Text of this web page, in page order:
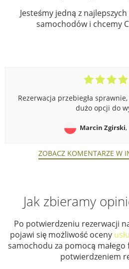
Jesteśmy jedną z
samochodów i chcemy
Rezerwacja przebiegła
dużo opcji do
Marcin Zgirski,
ZOBACZ KOMENTARZE W
Jak zbieramy
Po potwierdzeniu rezerwacji
pojawi się możliwość oceny
samochodu za pomocą
potwierdzeniem